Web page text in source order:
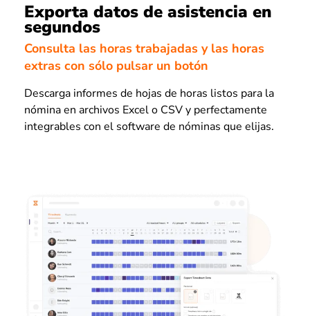
Exporta datos de asistencia en
segundos
Consulta las horas trabajadas y las horas
extras con sólo pulsar un botón
Descarga informes de hojas de horas listos para la
nómina en archivos Excel o CSV y perfectamente
integrables con el software de nóminas que elijas.